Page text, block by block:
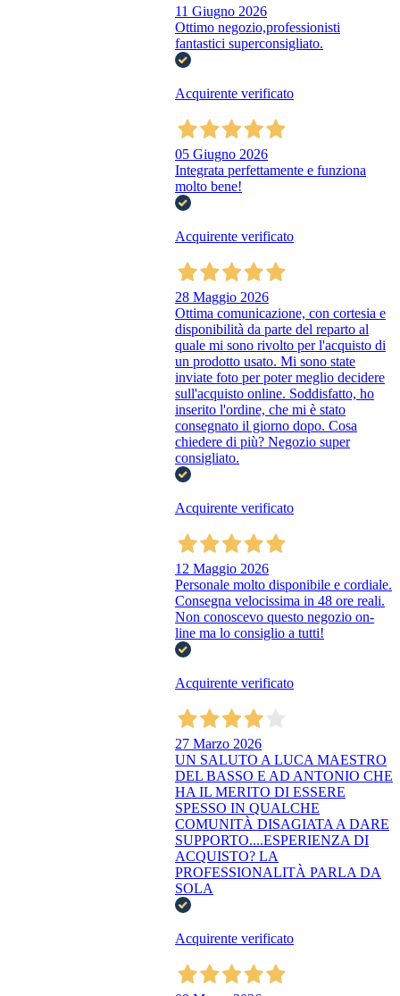
11 Giugno 2026
Ottimo negozio,professionisti
fantastici superconsigliato.
Acquirente verificato
05 Giugno 2026
Integrata perfettamente e funziona
molto bene!
Acquirente verificato
28 Maggio 2026
Ottima comunicazione, con cortesia e
disponibilità da parte del reparto al
quale mi sono rivolto per l'acquisto di
un prodotto usato. Mi sono state
inviate foto per poter meglio decidere
sull'acquisto online. Soddisfatto, ho
inserito l'ordine, che mi è stato
consegnato il giorno dopo. Cosa
chiedere di più? Negozio super
consigliato.
Acquirente verificato
12 Maggio 2026
Personale molto disponibile e cordiale.
Consegna velocissima in 48 ore reali.
Non conoscevo questo negozio on-
line ma lo consiglio a tutti!
Acquirente verificato
27 Marzo 2026
UN SALUTO A LUCA MAESTRO
DEL BASSO E AD ANTONIO CHE
HA IL MERITO DI ESSERE
SPESSO IN QUALCHE
COMUNITÀ DISAGIATA A DARE
SUPPORTO....ESPERIENZA DI
ACQUISTO? LA
PROFESSIONALITÀ PARLA DA
SOLA
Acquirente verificato